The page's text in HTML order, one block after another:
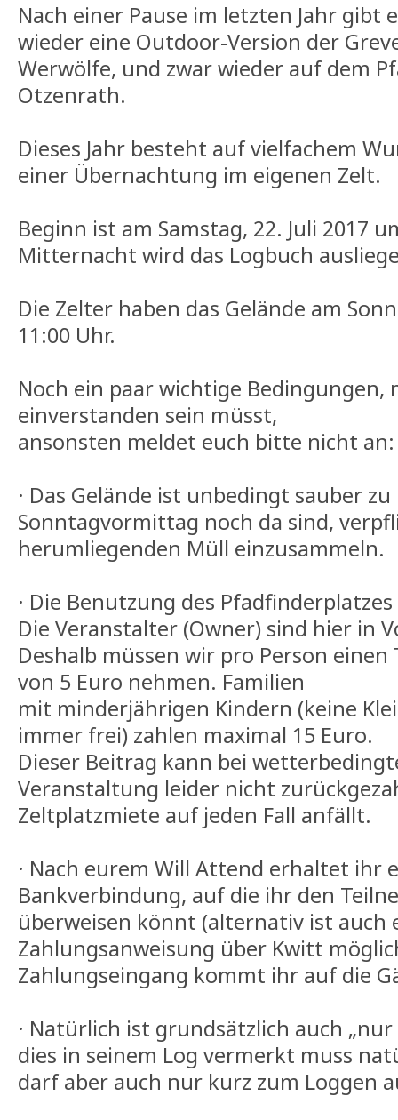
Nach einer Pause im letzten Jahr gibt
wieder eine Outdoor-Version der
Werwölfe, und zwar wieder auf dem
Otzenrath.
Dieses Jahr besteht auf vielfachem
einer Übernachtung im eigenen Zelt.
Beginn ist am Samstag, 22. Juli 2017
Mitternacht wird das Logbuch
Die Zelter haben das Gelände am
11:00 Uhr.
Noch ein paar wichtige Bedingungen,
einverstanden sein müsst,
ansonsten meldet euch bitte nicht an:
· Das Gelände ist unbedingt sauber
Sonntagvormittag noch da sind,
herumliegenden Müll einzusammeln.
· Die Benutzung des
Die Veranstalter (Owner) sind hier in
Deshalb müssen wir pro Person
von 5 Euro nehmen. Familien
mit minderjährigen Kindern (keine
immer frei) zahlen maximal 15 Euro.
Dieser Beitrag kann bei
Veranstaltung leider nicht
Zeltplatzmiete auf jeden Fall anfällt.
· Nach eurem Will Attend erhaltet ihr
Bankverbindung, auf die ihr den
überweisen könnt (alternativ ist auch
Zahlungsanweisung über Kwitt
Zahlungseingang kommt ihr auf die
· Natürlich ist grundsätzlich auch
dies in seinem Log vermerkt muss
darf aber auch nur kurz zum Loggen